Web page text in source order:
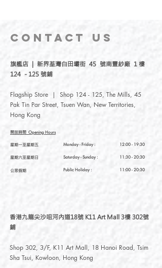
CONTACT US
旗艦店 | 新界荃灣白田壩街 45 號南豐紗廠 1 樓
124 - 125 號鋪
Flagship Store | Shop 124 - 125, The Mills, 45
Pak Tin Par Street, Tsuen Wan, New Territories,
Hong Kong
開放時間 Opening Hours
星期一至星期五
星期六至星期日
公眾假期
12:00 - 19:30
11:30 - 20:30
11:00 - 20:30
Monday - Friday :
Saturday- Sunday :
Public Holiday :
香港九龍尖沙咀河內道18號 K11 Art Mall 3樓 302號
鋪
Shop 302, 3/F, K11 Art Mall, 18 Hanoi Road, Tsim
Sha Tsui, Kowloon, Hong Kong